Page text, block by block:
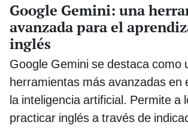
Google Gemini: una
avanzada para el
inglés
Google Gemini se destaca como
herramientas más avanzadas en
la inteligencia artificial. Permite a
practicar inglés a través de